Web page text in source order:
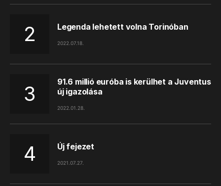
Legenda lehetett volna Torinóban
2022.07.18.
91.6 millió euróba is kerülhet a Juventus
új igazolása
2022.01.28.
Új fejezet
2021.07.27.